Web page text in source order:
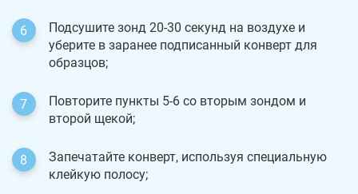
Подсушите зонд 20-30 секунд на воздухе и
уберите в заранее подписанный конверт для
образцов;
Повторите пункты 5-6 со вторым зондом и
второй щекой;
Запечатайте конверт, используя специальную
клейкую полосу;